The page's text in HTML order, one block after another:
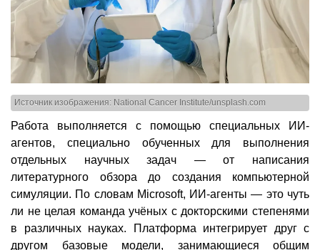
Источник изображения: National Cancer Institute/unsplash.com
Работа выполняется с помощью специальных ИИ-
агентов, специально обученных для выполнения
отдельных научных задач — от написания
литературного обзора до создания компьютерной
симуляции. По словам Microsoft, ИИ-агенты — это чуть
ли не целая команда учёных с докторскими степенями
в различных науках. Платформа интегрирует друг с
другом базовые модели, занимающиеся общим